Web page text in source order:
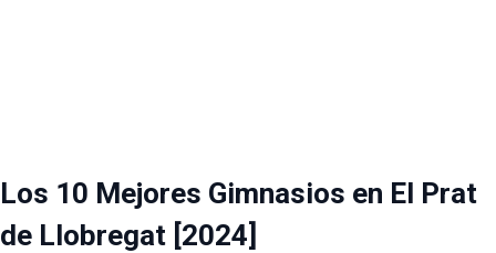
Los 10 Mejores Gimnasios en El Prat
de Llobregat [2024]